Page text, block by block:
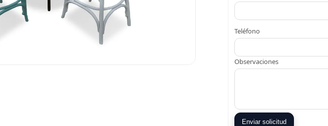
Teléfono
Observaciones
Enviar solicitud